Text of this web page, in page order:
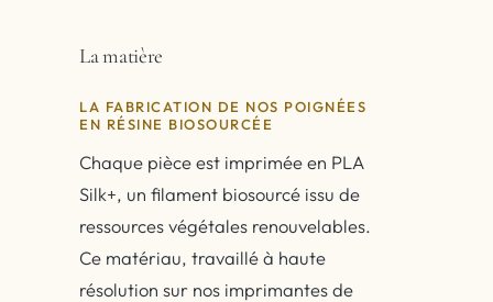
La matière
LA FABRICATION DE NOS POIGNÉES
EN RÉSINE BIOSOURCÉE
Chaque pièce est imprimée en PLA
Silk+, un filament biosourcé issu de
ressources végétales renouvelables.
Ce matériau, travaillé à haute
résolution sur nos imprimantes de